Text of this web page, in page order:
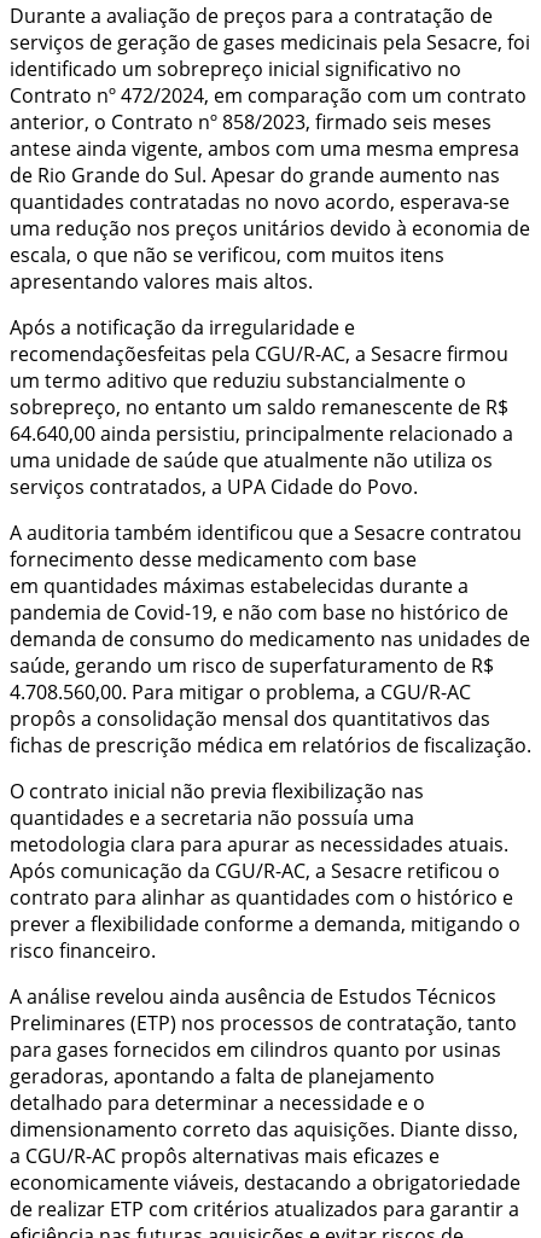
Durante a avaliação de preços para a contratação de
serviços de geração de gases medicinais pela Sesacre, foi
identificado um sobrepreço inicial significativo no
Contrato nº 472/2024, em comparação com um contrato
anterior, o Contrato nº 858/2023, firmado seis meses
antese ainda vigente, ambos com uma mesma empresa
de Rio Grande do Sul. Apesar do grande aumento nas
quantidades contratadas no novo acordo, esperava-se
uma redução nos preços unitários devido à economia de
escala, o que não se verificou, com muitos itens
apresentando valores mais altos.
Após a notificação da irregularidade e
recomendaçõesfeitas pela CGU/R-AC, a Sesacre firmou
um termo aditivo que reduziu substancialmente o
sobrepreço, no entanto um saldo remanescente de R$
64.640,00 ainda persistiu, principalmente relacionado a
uma unidade de saúde que atualmente não utiliza os
serviços contratados, a UPA Cidade do Povo.
A auditoria também identificou que a Sesacre contratou
fornecimento desse medicamento com base
em quantidades máximas estabelecidas durante a
pandemia de Covid-19, e não com base no histórico de
demanda de consumo do medicamento nas unidades de
saúde, gerando um risco de superfaturamento de R$
4.708.560,00. Para mitigar o problema, a CGU/R-AC
propôs a consolidação mensal dos quantitativos das
fichas de prescrição médica em relatórios de fiscalização.
O contrato inicial não previa flexibilização nas
quantidades e a secretaria não possuía uma
metodologia clara para apurar as necessidades atuais.
Após comunicação da CGU/R-AC, a Sesacre retificou o
contrato para alinhar as quantidades com o histórico e
prever a flexibilidade conforme a demanda, mitigando o
risco financeiro.
A análise revelou ainda ausência de Estudos Técnicos
Preliminares (ETP) nos processos de contratação, tanto
para gases fornecidos em cilindros quanto por usinas
geradoras, apontando a falta de planejamento
detalhado para determinar a necessidade e o
dimensionamento correto das aquisições. Diante disso,
a CGU/R-AC propôs alternativas mais eficazes e
economicamente viáveis, destacando a obrigatoriedade
de realizar ETP com critérios atualizados para garantir a